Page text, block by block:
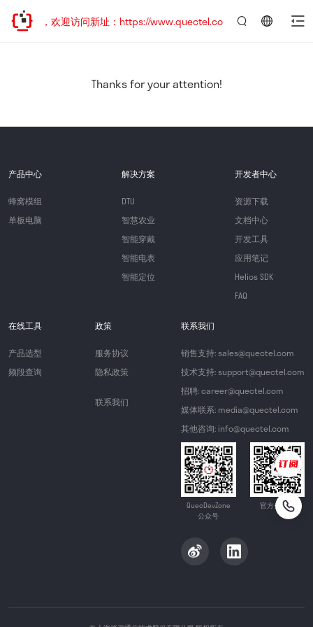
已迁移，欢迎访问新址：https://www.quectel.com.cn
Thanks for your attention!
产品中心
蜂窝模组
单板电脑
解决方案
DTU
智慧农业
智能穿戴
智能电表
智能定位
开发者中心
资源下载
文档中心
开发工具
应用笔记
Helios SDK
FAQ
在线工具
产品选型
频段查询
政策
服务协议
隐私政策
联系我们
联系我们
销售支持: sales@quectel.com
技术支持: support@quectel.com
招聘: career@quectel.com
媒体联系: media@quectel.com
其他咨询: info@quectel.com
QuecDevZone
公众号
官方公众号